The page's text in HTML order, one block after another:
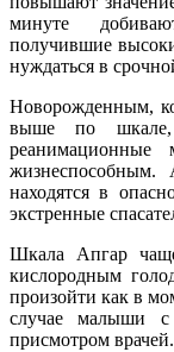
минуте
получившие
нуждаться в
Новорожденным,
выше по шкале,
реанимационные
жизнеспособным.
находятся в
экстренные
Шкала Апгар
кислородным
произойти как в
случае малыши с
присмотром врачей.